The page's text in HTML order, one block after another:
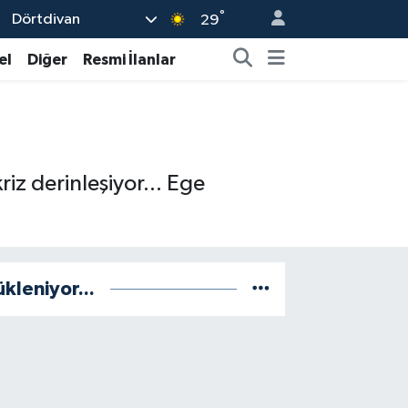
Dörtdivan 29°
Diğer Resmi İlanlar
derinleşiyor... Ege